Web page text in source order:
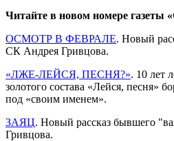
Читайте в новом номере газеты
ОСМОТР В ФЕВРАЛЕ. Новый
СК Андрея Гривцова.
«ЛЖЕ-ЛЕЙСЯ, ПЕСНЯ?». 10 лет
золотого состава «Лейся, песня»
под «своим именем».
ЗАЯЦ. Новый рассказ бывшего
Гривцова.